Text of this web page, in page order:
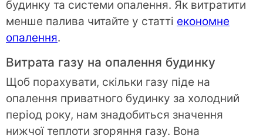
будинку та системи опалення. Як витратити
менше палива читайте у статті економне
опалення.
Витрата газу на опалення будинку
Щоб порахувати, скільки газу піде на
опалення приватного будинку за холодний
період року, нам знадобиться значення
нижчої теплоти згоряння газу. Вона